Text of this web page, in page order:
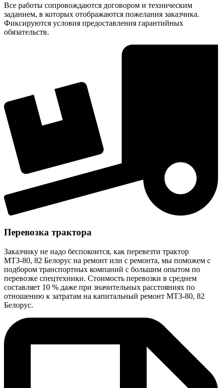
Все работы сопровождаются договором и техническим
заданием, в которых отображаются пожелания заказчика.
Фиксируются условия предоставления гарантийных
обязательств.
Перевозка трактора
Заказчику не надо беспокоится, как перевезти трактор
МТЗ-80, 82 Белорус на ремонт или с ремонта, мы поможем с
подбором транспортных компаний с большим опытом по
перевозке спецтехники. Стоимость перевозки в среднем
составляет 10 % даже при значительных расстояниях по
отношению к затратам на капитальный ремонт МТЗ-80, 82
Белорус.